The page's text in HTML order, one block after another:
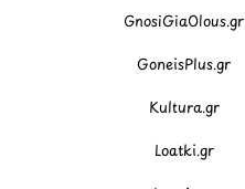
GnosiGiaOlous.gr
GoneisPlus.gr
Kultura.gr
Loatki.gr